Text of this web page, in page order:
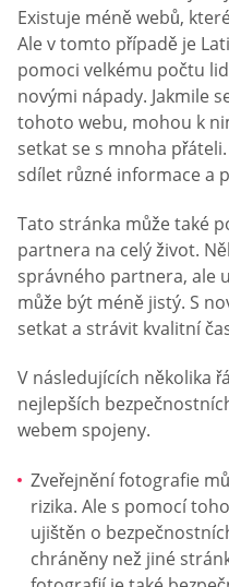
Existuje méně webů,
Ale v tomto případě je
pomoci velkému počtu
novými nápady. Jakmile
tohoto webu, mohou k
setkat se s mnoha
sdílet různé informace a
Tato stránka může také
partnera na celý život.
správného partnera, ale
může být méně jistý. S
setkat a strávit kvalitní
V následujících několika
nejlepších
webem spojeny.
Zveřejnění fotografie
rizika. Ale s pomocí
ujištěn o
chráněny než jiné